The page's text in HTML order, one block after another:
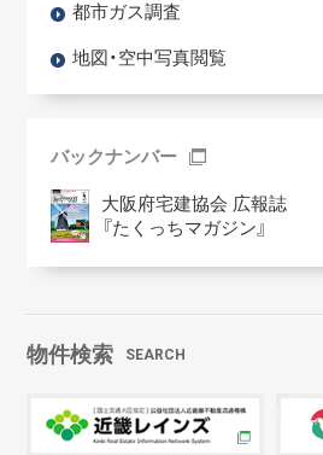
都市ガス調査
地図・空中写真閲覧
バックナンバー
大阪府宅建協会 広報誌
『たくっちマガジン』
物件検索 SEARCH